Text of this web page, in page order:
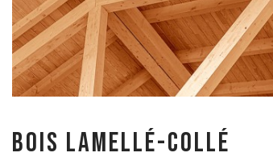
Bois lamellé-collé